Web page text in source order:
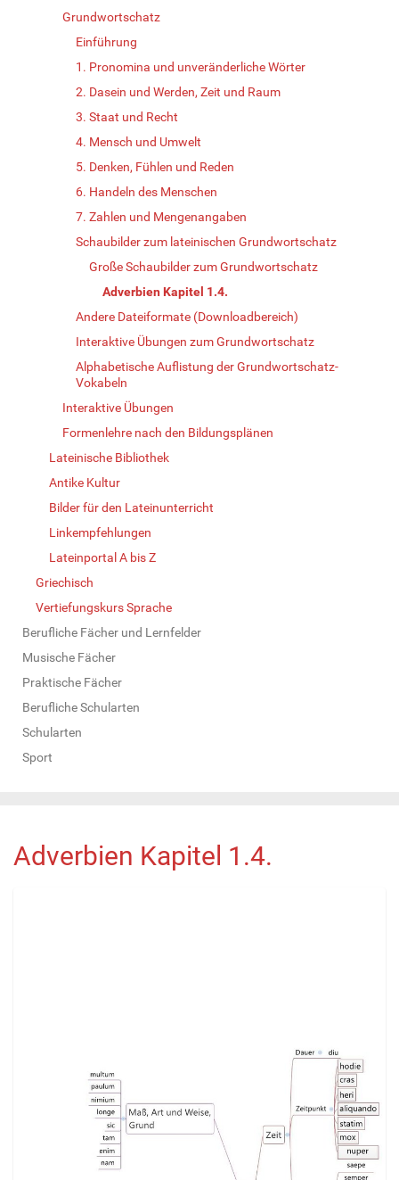
Grundwortschatz
Einführung
1. Pronomina und unveränderliche Wörter
2. Dasein und Werden, Zeit und Raum
3. Staat und Recht
4. Mensch und Umwelt
5. Denken, Fühlen und Reden
6. Handeln des Menschen
7. Zahlen und Mengenangaben
Schaubilder zum lateinischen Grundwortschatz
Große Schaubilder zum Grundwortschatz
Adverbien Kapitel 1.4.
Andere Dateiformate (Downloadbereich)
Interaktive Übungen zum Grundwortschatz
Alphabetische Auflistung der Grundwortschatz-
Vokabeln
Interaktive Übungen
Formenlehre nach den Bildungsplänen
Lateinische Bibliothek
Antike Kultur
Bilder für den Lateinunterricht
Linkempfehlungen
Lateinportal A bis Z
Griechisch
Vertiefungskurs Sprache
Berufliche Fächer und Lernfelder
Musische Fächer
Praktische Fächer
Berufliche Schularten
Schularten
Sport
Adverbien Kapitel 1.4.